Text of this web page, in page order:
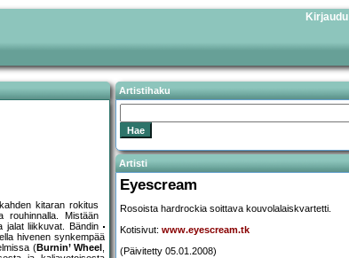
Kirjaudu
kitaran rokitus
rouhinnalla. Mistään
jalat liikkuvat. Bändin
hivenen synkempää
(Burnin’ Wheel ,
Artistihaku
Artisti
Eyescream
Rosoista hardrockia soittava kouvolalaiskvartetti.
Kotisivut: www.eyescream.tk
(Päivitetty 05.01.2008)